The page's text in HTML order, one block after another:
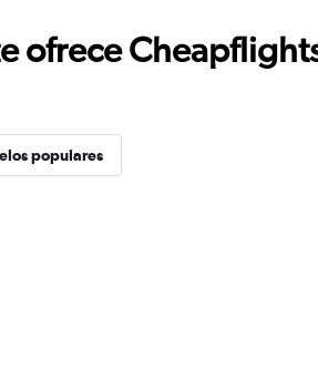
ofrece
populares